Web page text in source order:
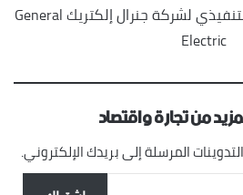
“جيفري إيميلت” الرئيس التنفيذي لشركة جنرال إلكتريك General
Electric
من تجارة واقتصاد
المرسلة إلى بريدك الإلكتروني.